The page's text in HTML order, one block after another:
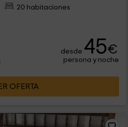
20 habitaciones
desde 45€
persona y noche
OFERTA